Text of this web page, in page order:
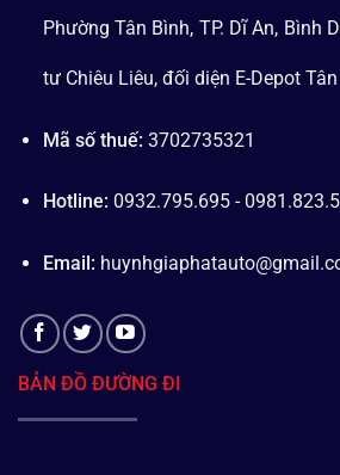
Phường Tân Bình, TP. Dĩ An, Bình
tư Chiêu Liêu, đối diện E-Depot
Mã số thuế: 3702735321
Hotline: 0932.795.695 -
Email:
BẢN ĐỒ ĐƯỜNG ĐI